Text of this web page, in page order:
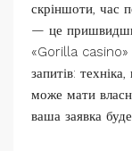
скріншоти, час
— це
«Gorilla casino»
запитів:
може мати
ваша заявка